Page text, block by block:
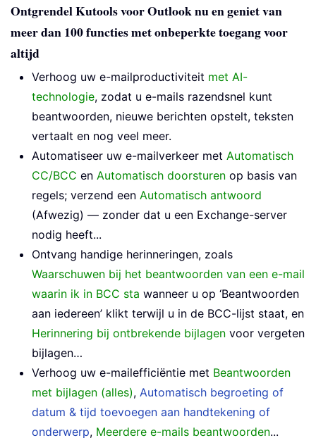
Ontgrendel Kutools voor Outlook nu en geniet van
meer dan 100 functies met onbeperkte toegang voor
altijd
Verhoog uw e-mailproductiviteit met AI-
technologie, zodat u e-mails razendsnel kunt
beantwoorden, nieuwe berichten opstelt, teksten
vertaalt en nog veel meer.
Automatiseer uw e-mailverkeer met Automatisch
CC/BCC en Automatisch doorsturen op basis van
regels; verzend een Automatisch antwoord
(Afwezig) — zonder dat u een Exchange-server
nodig heeft...
Ontvang handige herinneringen, zoals
Waarschuwen bij het beantwoorden van een e-mail
waarin ik in BCC sta wanneer u op ‘Beantwoorden
aan iedereen’ klikt terwijl u in de BCC-lijst staat, en
Herinnering bij ontbrekende bijlagen voor vergeten
bijlagen…
Verhoog uw e-mailefficiëntie met Beantwoorden
met bijlagen (alles), Automatisch begroeting of
datum & tijd toevoegen aan handtekening of
onderwerp, Meerdere e-mails beantwoorden...